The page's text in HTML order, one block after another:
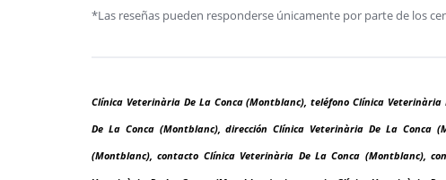
*Las reseñas pueden responderse únicamente por parte de los
Clínica Veterinària De La Conca (Montblanc), teléfono Clínica
De La Conca (Montblanc), dirección Clínica Veterinària De La Conca
(Montblanc), contacto Clínica Veterinària De La Conca (Montblanc),